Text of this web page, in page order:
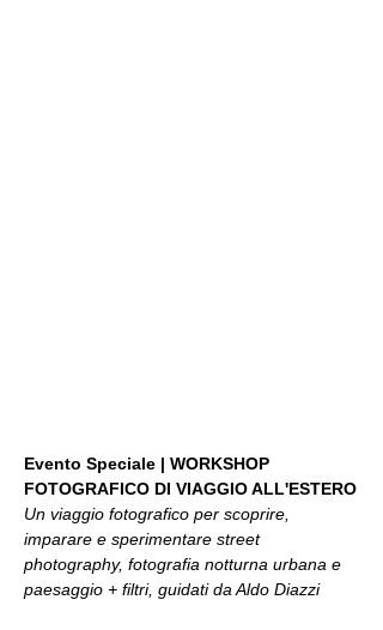
Evento Speciale | WORKSHOP
FOTOGRAFICO DI VIAGGIO ALL'ESTERO
Un viaggio fotografico per scoprire,
imparare e sperimentare street
photography, fotografia notturna urbana e
paesaggio + filtri, guidati da Aldo Diazzi